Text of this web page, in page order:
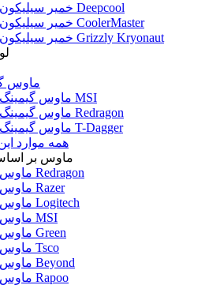
خمیر سیلیکون Deepcool
خمیر سیلیکون CoolerMaster
خمیر سیلیکون Grizzly Kryonaut
ماوس
ماوس گیمینگ MSI
ماوس گیمینگ Redragon
ماوس گیمینگ T-Dagger
همه موارد
ماوس بر
ماوس Redragon
ماوس Razer
ماوس Logitech
ماوس MSI
ماوس Green
ماوس Tsco
ماوس Beyond
ماوس Rapoo